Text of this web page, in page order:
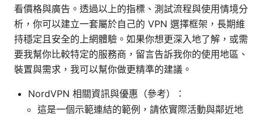
看價格與廣告。透過以上的指標、測試流程與使用情境分
析，你可以建立一套屬於自己的 VPN 選擇框架，長期維
持穩定且安全的上網體驗。如果你想更深入地了解，或需
要我幫你比較特定的服務商，留言告訴我你的使用地區、
裝置與需求，我可以幫你做更精準的建議。
NordVPN 相關資訊與優惠（參考）：
這是一個示範連結的範例，請依實際活動與鄰近地